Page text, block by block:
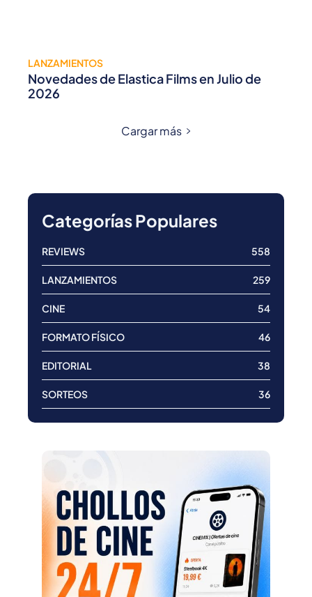
LANZAMIENTOS
Novedades de Elastica Films en Julio de
2026
Cargar más
Categorías Populares
REVIEWS 558
LANZAMIENTOS 259
CINE 54
FORMATO FÍSICO 46
EDITORIAL 38
SORTEOS 36